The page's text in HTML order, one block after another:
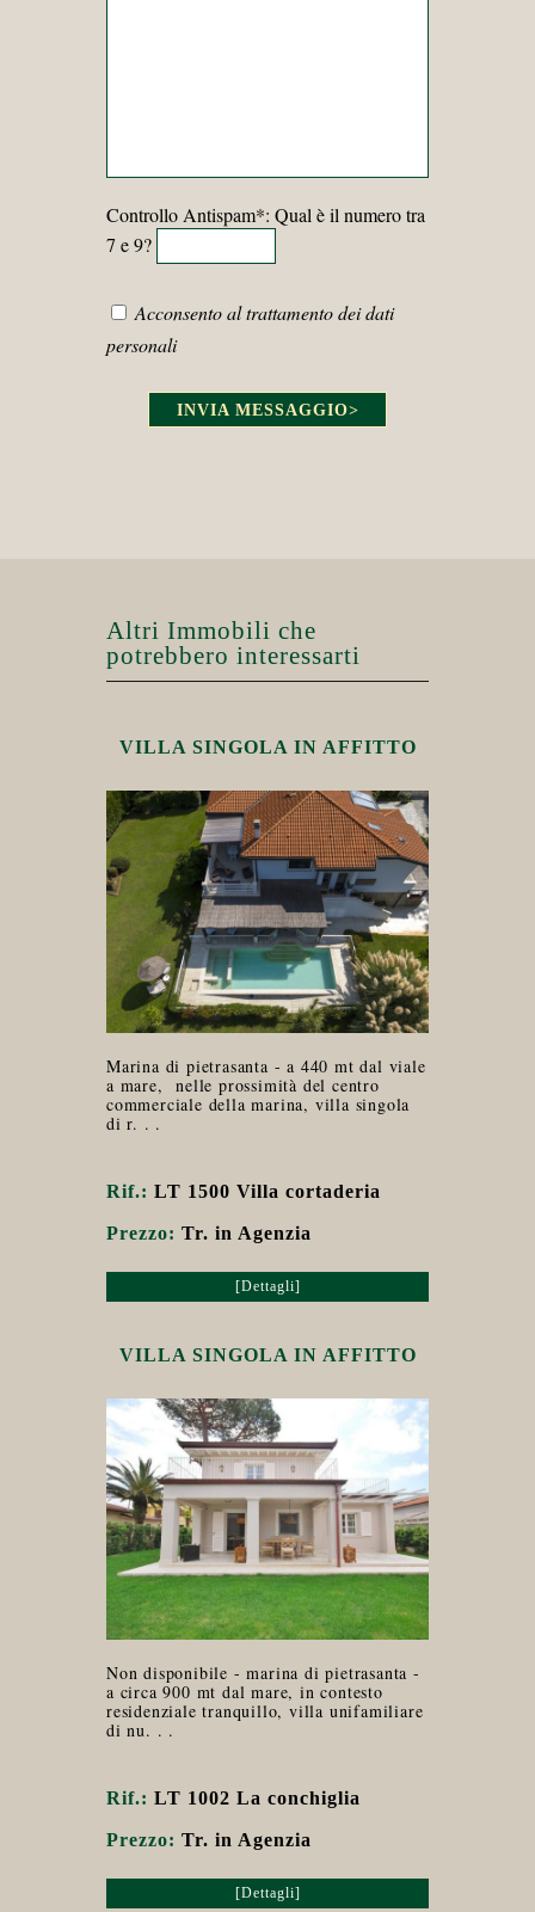
Controllo Antispam*: Qual è il numero tra
7 e 9?
Acconsento al trattamento dei dati
personali
INVIA MESSAGGIO>
Altri Immobili che
potrebbero interessarti
VILLA SINGOLA IN AFFITTO
Marina di pietrasanta - a 440 mt dal viale
a mare, nelle prossimità del centro
commerciale della marina, villa singola
di r. . .
Rif.: LT 1500 Villa cortaderia
Prezzo: Tr. in Agenzia
[Dettagli]
VILLA SINGOLA IN AFFITTO
Non disponibile - marina di pietrasanta -
a circa 900 mt dal mare, in contesto
residenziale tranquillo, villa unifamiliare
di nu. . .
Rif.: LT 1002 La conchiglia
Prezzo: Tr. in Agenzia
[Dettagli]